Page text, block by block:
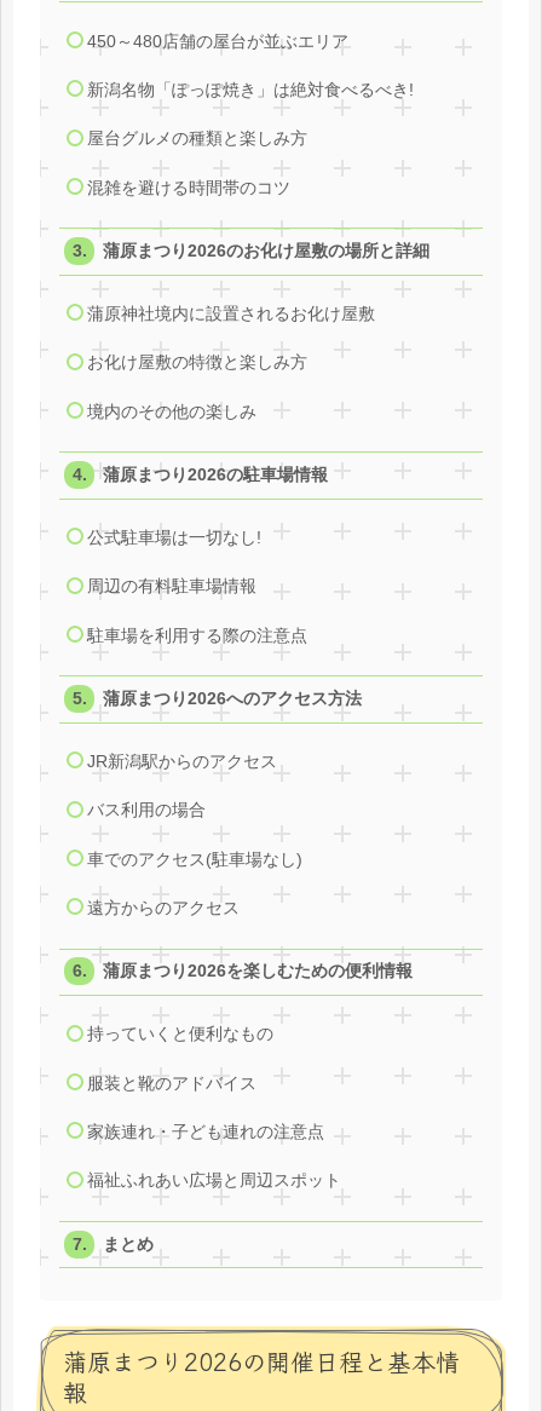
450～480店舗の屋台が並ぶエリア
新潟名物「ぽっぽ焼き」は絶対食べるべき!
屋台グルメの種類と楽しみ方
混雑を避ける時間帯のコツ
蒲原まつり2026のお化け屋敷の場所と詳細
蒲原神社境内に設置されるお化け屋敷
お化け屋敷の特徴と楽しみ方
境内のその他の楽しみ
蒲原まつり2026の駐車場情報
公式駐車場は一切なし!
周辺の有料駐車場情報
駐車場を利用する際の注意点
蒲原まつり2026へのアクセス方法
JR新潟駅からのアクセス
バス利用の場合
車でのアクセス(駐車場なし)
遠方からのアクセス
蒲原まつり2026を楽しむための便利情報
持っていくと便利なもの
服装と靴のアドバイス
家族連れ・子ども連れの注意点
福祉ふれあい広場と周辺スポット
まとめ
蒲原まつり2026の開催日程と基本情
報